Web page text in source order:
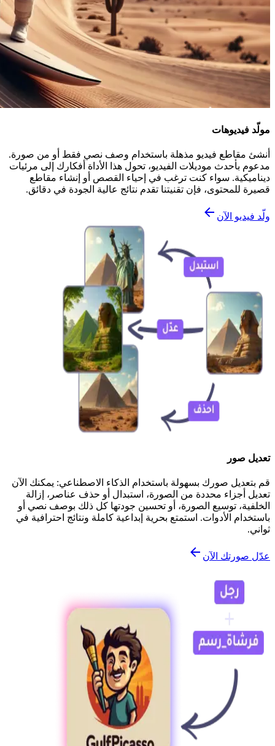
مولّد فيديوهات
أنشئ مقاطع فيديو مذهلة باستخدام وصف نصي فقط أو من صورة.
مدعوم بأحدث موديلات الفيديو، تحول هذا الأداة أفكارك إلى مرئيات
ديناميكية. سواء كنت ترغب في إحياء القصص أو إنشاء مقاطع
قصيرة للمحتوى، فإن تقنيتنا تقدم نتائج عالية الجودة في دقائق.
ولّد فيديو الآن
تعديل صور
قم بتعديل صورك بسهولة باستخدام الذكاء الاصطناعي: يمكنك الآن
تعديل أجزاء محددة من الصورة، استبدال أو حذف عناصر، إزالة
الخلفية، توسيع الصورة، أو تحسين جودتها كل ذلك بوصف نصي أو
باستخدام الأدوات. استمتع بحرية إبداعية كاملة ونتائج احترافية في
ثواني.
عدّل صورتك الآن